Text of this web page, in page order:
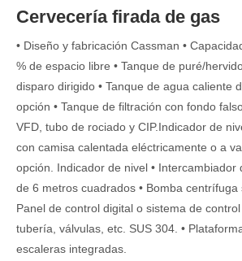
Cervecería firada de gas
• Diseño y fabricación Cassman •
% de espacio libre • Tanque de puré/
disparo dirigido • Tanque de agua caliente
opción • Tanque de filtración con fondo
VFD, tubo de rociado y CIP.Indicador de
con camisa calentada eléctricamente o a
opción. Indicador de nivel • Intercambiador
de 6 metros cuadrados • Bomba centrífuga
Panel de control digital o sistema de control
tubería, válvulas, etc. SUS 304. •
escaleras integradas.